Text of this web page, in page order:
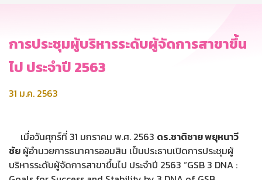
การประชุมผู้บริหารระดับผู้จัดการสาขาขึ้น
ไป ประจำปี 2563
31 ม.ค. 2563
เมื่อวันศุกร์ที่ 31 มกราคม พ.ศ. 2563 ดร.ชาติชาย พยุหนาวี
ชัย ผู้อำนวยการธนาคารออมสิน เป็นประธานเปิดการประชุมผู้
บริหารระดับผู้จัดการสาขาขึ้นไป ประจำปี 2563 “GSB 3 DNA :